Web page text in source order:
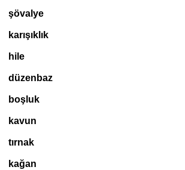
şövalye
karışıklık
hile
düzenbaz
boşluk
kavun
tırnak
kağan